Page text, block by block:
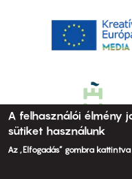
A felhasználói élmény
sütiket használunk
Az „Elfogadás” gombra